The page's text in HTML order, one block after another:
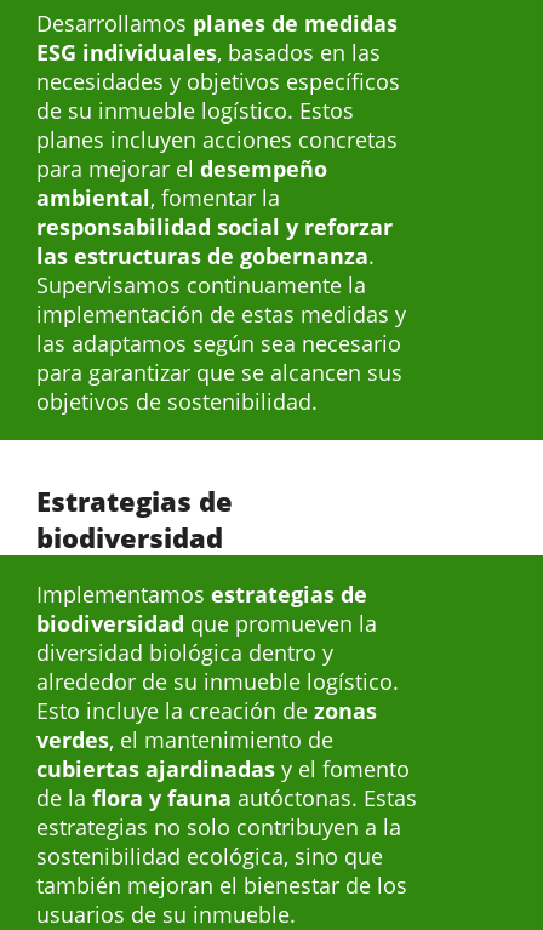
Desarrollamos planes de medidas
ESG individuales, basados en las
necesidades y objetivos específicos
de su inmueble logístico. Estos
planes incluyen acciones concretas
para mejorar el desempeño
ambiental, fomentar la
responsabilidad social y reforzar
las estructuras de gobernanza.
Supervisamos continuamente la
implementación de estas medidas y
las adaptamos según sea necesario
para garantizar que se alcancen sus
objetivos de sostenibilidad.
Implementamos estrategias de
biodiversidad que promueven la
diversidad biológica dentro y
alrededor de su inmueble logístico.
Esto incluye la creación de zonas
verdes, el mantenimiento de
cubiertas ajardinadas y el fomento
de la flora y fauna autóctonas. Estas
estrategias no solo contribuyen a la
sostenibilidad ecológica, sino que
también mejoran el bienestar de los
usuarios de su inmueble.
Estrategias de
biodiversidad